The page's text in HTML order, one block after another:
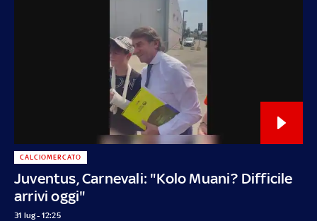
Juventus, Carnevali: "Kolo Muani? Difficile
arrivi oggi"
CALCIOMERCATO
31 lug - 12:25